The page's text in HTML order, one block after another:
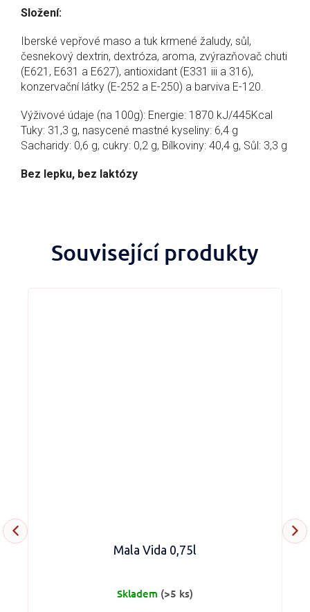
Související produkty
Mala Vida 0,75l
Skladem (>5 ks)
Složení:
Iberské vepřové maso a tuk krmené žaludy, sůl,
česnekový dextrin, dextróza, aroma, zvýrazňovač chuti
(E621, E631 a E627), antioxidant (E331 iii a 316),
konzervační látky (E-252 a E-250) a barviva E-120.
Výživové údaje (na 100g): Energie: 1870 kJ/445Kcal
Tuky: 31,3 g, nasycené mastné kyseliny: 6,4 g
Sacharidy: 0,6 g, cukry: 0,2 g, Bílkoviny: 40,4 g, Sůl: 3,3 g
Bez lepku, bez laktózy